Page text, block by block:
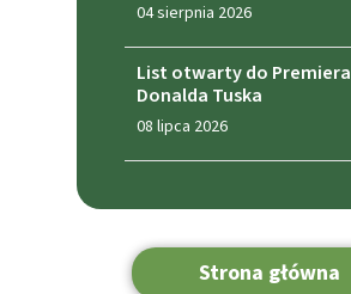
04 sierpnia 2026
List otwarty do Premiera
Donalda Tuska
08 lipca 2026
Strona główna